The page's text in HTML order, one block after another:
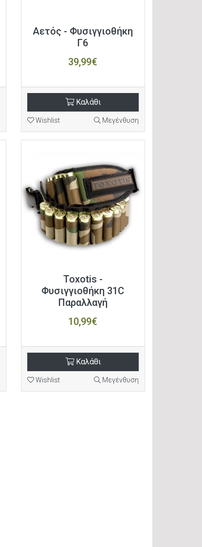
Αετός - Φυσιγγιοθήκη
Γ6
39,99€
Καλάθι
Wishlist Μεγένθυση
Toxotis -
Φυσιγγιοθήκη 31C
Παραλλαγή
10,99€
Καλάθι
Wishlist Μεγένθυση